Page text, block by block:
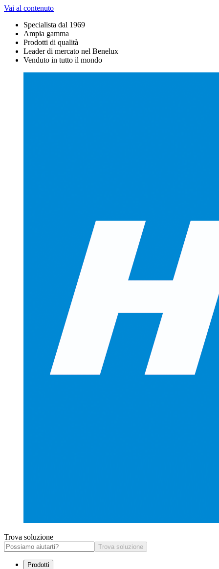
Vai al contenuto
Specialista dal 1969
Ampia gamma
Prodotti di qualità
Leader di mercato nel Benelux
Venduto in tutto il mondo
Trova soluzione
Trova soluzione
Prodotti